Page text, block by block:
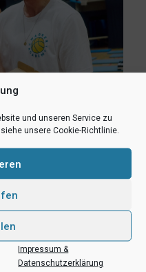
und unseren Service zu
unsere Cookie-Richtlinie.
Impressum &
Datenschutzerklärung
Dertmann im